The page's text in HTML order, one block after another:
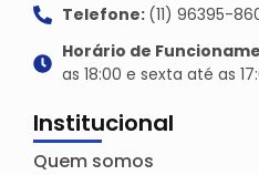
Telefone: (11) 96395-
Horário de
as 18:00 e sexta até as
Institucional
Quem somos